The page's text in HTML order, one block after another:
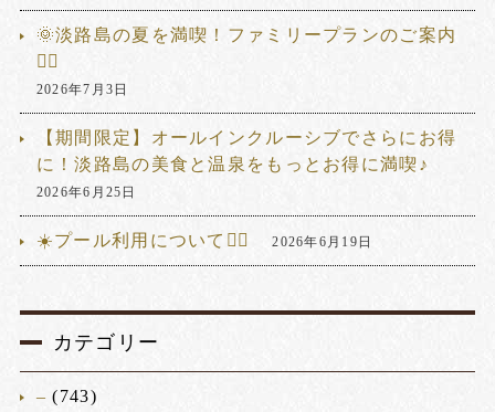
🌞淡路島の夏を満喫！ファミリープランのご案内
🏊‍♂️
2026年7月3日
【期間限定】オールインクルーシブでさらにお得
に！淡路島の美食と温泉をもっとお得に満喫♪
2026年6月25日
☀️プール利用について🏊‍♂️ 2026年6月19日
カテゴリー
– (743)